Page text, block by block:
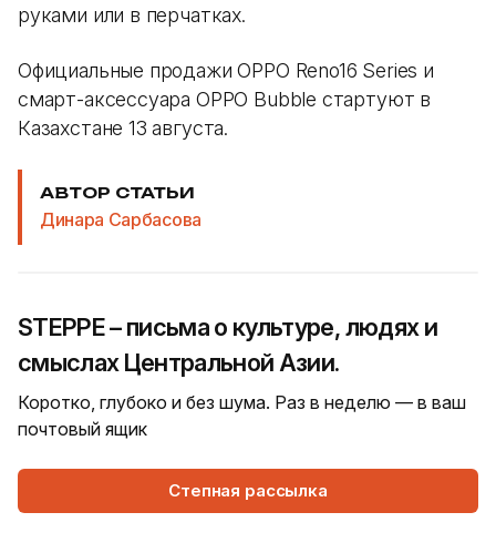
руками или в перчатках.
Официальные продажи OPPO Reno16 Series и
смарт-аксессуара OPPO Bubble стартуют в
Казахстане 13 августа.
АВТОР СТАТЬИ
Динара Сарбасова
STEPPE – письма о культуре, людях и
смыслах Центральной Азии.
Коротко, глубоко и без шума. Раз в неделю — в ваш
почтовый ящик
Степная рассылка